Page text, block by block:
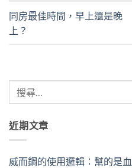
同房最佳時間，早上還是晚
上？
近期文章
威而鋼的使用邏輯：幫的是